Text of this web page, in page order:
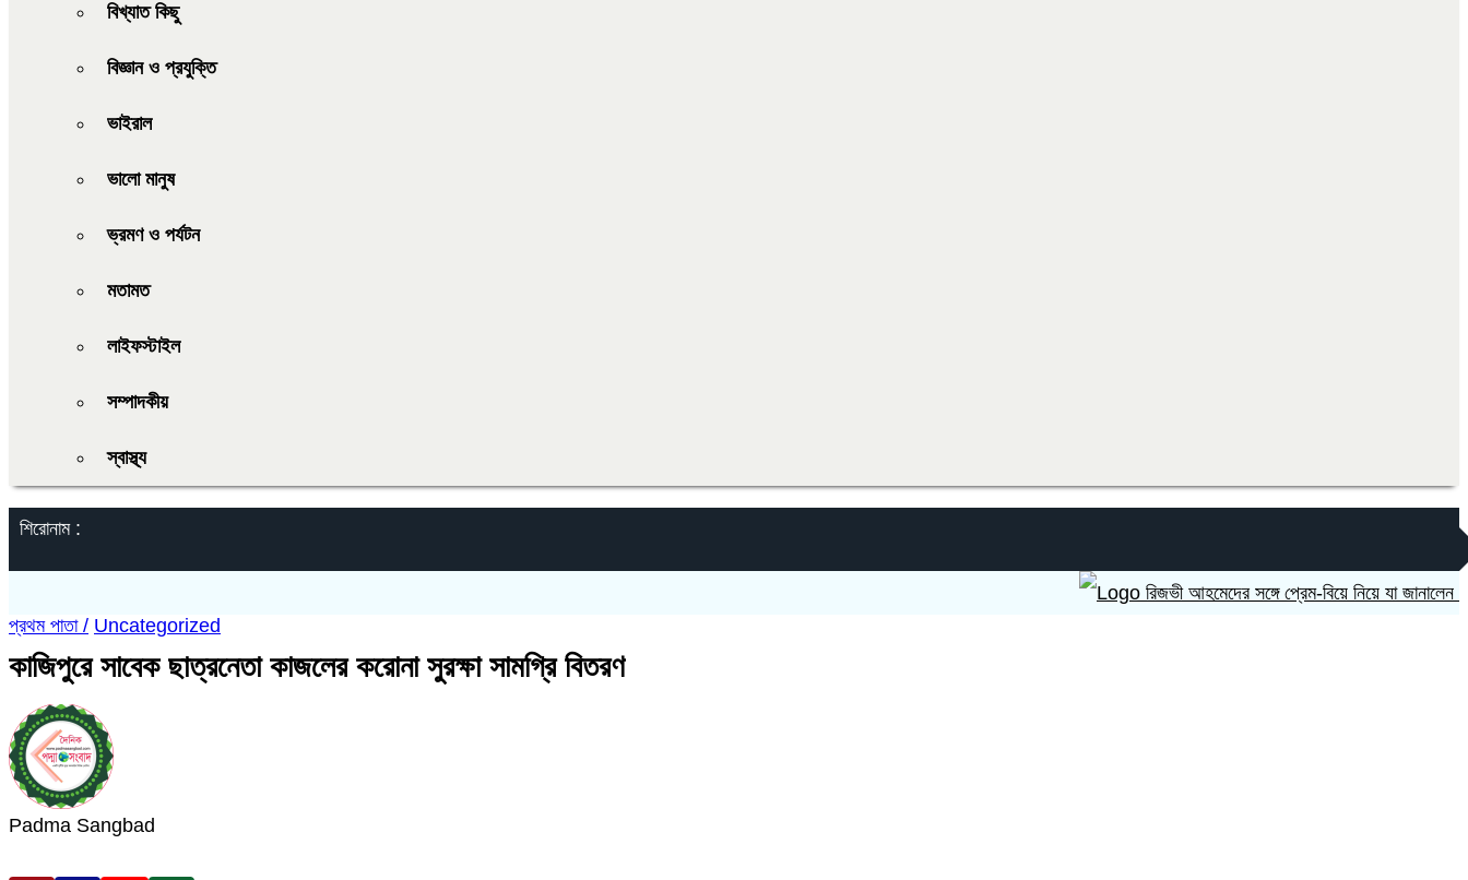
বিখ্যাত কিছু
বিজ্ঞান ও প্রযুক্তি
ভাইরাল
ভালো মানুষ
ভ্রমণ ও পর্যটন
মতামত
লাইফস্টাইল
সম্পাদকীয়
স্বাস্থ্য
শিরোনাম :
রিজভী আহমেদের সঙ্গে প্রেম-বিয়ে নিয়ে যা জানালেন নায়িকা
প্রথম পাতা / Uncategorized
কাজিপুরে সাবেক ছাত্রনেতা কাজলের করোনা সুরক্ষা সামগ্রি বিতরণ
Padma Sangbad